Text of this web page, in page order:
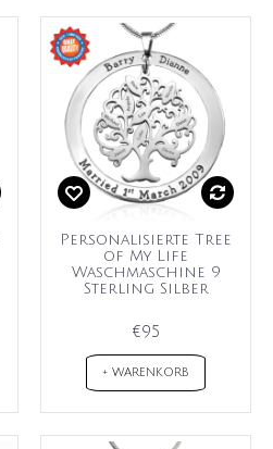
Personalisierte Tree
of My Life
Waschmaschine 9
Sterling Silber
€95
+ WARENKORB